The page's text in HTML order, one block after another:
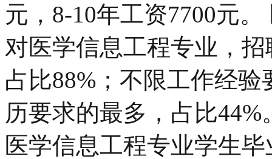
元，8-10年工资7700元
对医学信息工程专业，
占比88%；不限工作经
历要求的最多，占比
医学信息工程专业学生